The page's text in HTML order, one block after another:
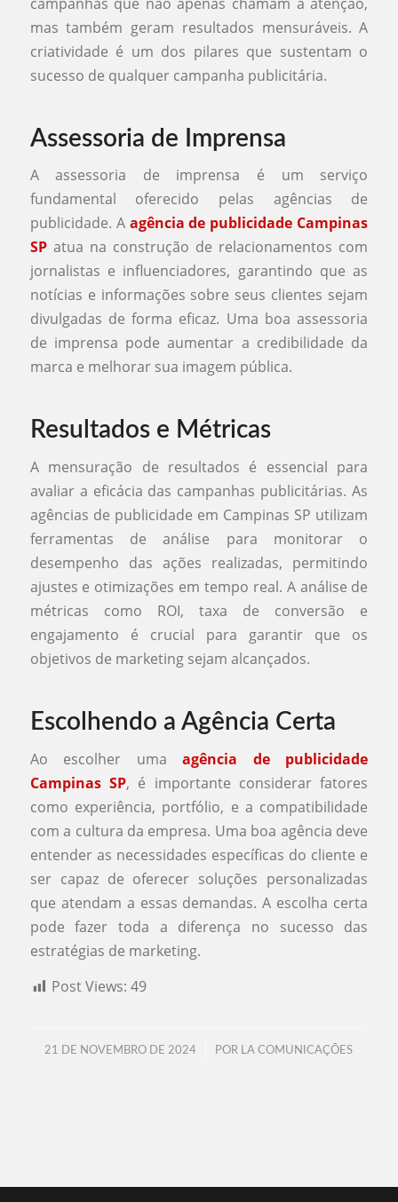
mas também geram resultados mensuráveis. A
criatividade é um dos pilares que sustentam o
sucesso de qualquer campanha publicitária.
Assessoria de Imprensa
A assessoria de imprensa é um serviço
fundamental oferecido pelas agências de
publicidade. A agência de publicidade Campinas
SPatua na construção de relacionamentos com
jornalistas e influenciadores, garantindo que as
notícias e informações sobre seus clientes sejam
divulgadas de forma eficaz. Uma boa assessoria
de imprensa pode aumentar a credibilidade da
marca e melhorar sua imagem pública.
Resultados e Métricas
A mensuração de resultados é essencial para
avaliar a eficácia das campanhas publicitárias. As
agências de publicidade em Campinas SP utilizam
ferramentas de análise para monitorar o
desempenho das ações realizadas, permitindo
ajustes e otimizações em tempo real. A análise de
métricas como ROI, taxa de conversão e
engajamento é crucial para garantir que os
objetivos de marketing sejam alcançados.
Escolhendo a Agência Certa
Ao escolher umaagência de publicidade
Campinas SP, é importante considerar fatores
como experiência, portfólio, e a compatibilidade
com a cultura da empresa. Uma boa agência deve
entender as necessidades específicas do cliente e
ser capaz de oferecer soluções personalizadas
que atendam a essas demandas. A escolha certa
pode fazer toda a diferença no sucesso das
estratégias de marketing.
Post Views: 49
21 DE NOVEMBRO DE 2024
/ POR LA COMUNICAÇÕES